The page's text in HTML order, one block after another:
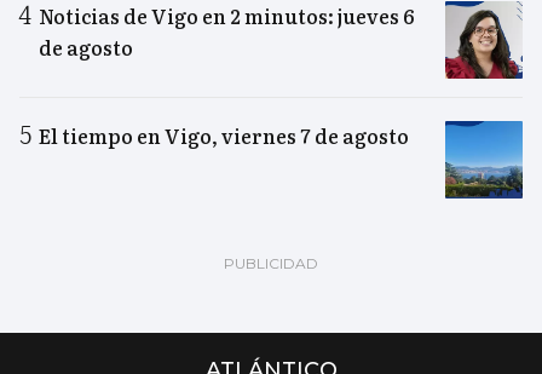
Noticias de Vigo en 2 minutos: jueves 6
de agosto
El tiempo en Vigo, viernes 7 de agosto